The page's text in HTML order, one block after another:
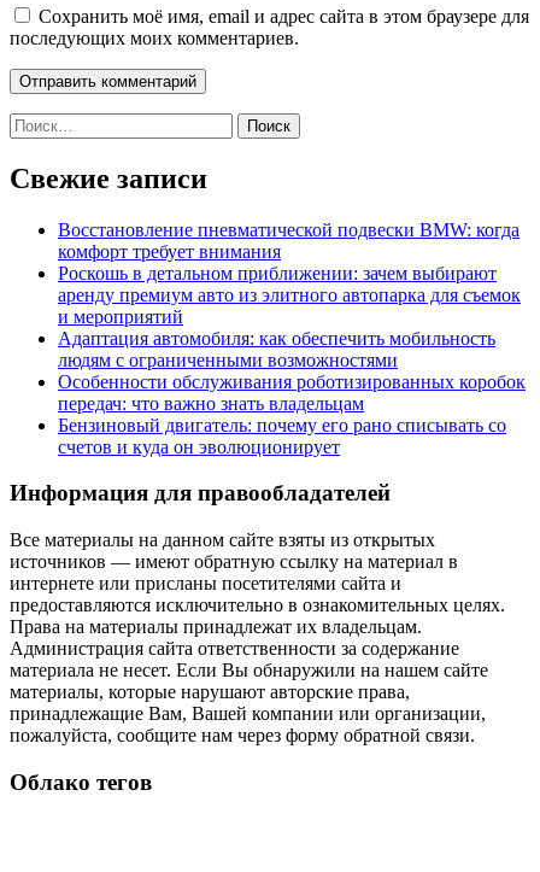
Сохранить моё имя, email и адрес сайта в этом браузере для
последующих моих комментариев.
Найти:
Свежие записи
Восстановление пневматической подвески BMW: когда
комфорт требует внимания
Роскошь в детальном приближении: зачем выбирают
аренду премиум авто из элитного автопарка для съемок
и мероприятий
Адаптация автомобиля: как обеспечить мобильность
людям с ограниченными возможностями
Особенности обслуживания роботизированных коробок
передач: что важно знать владельцам
Бензиновый двигатель: почему его рано списывать со
счетов и куда он эволюционирует
Информация для правообладателей
Все материалы на данном сайте взяты из открытых
источников — имеют обратную ссылку на материал в
интернете или присланы посетителями сайта и
предоставляются исключительно в ознакомительных целях.
Права на материалы принадлежат их владельцам.
Администрация сайта ответственности за содержание
материала не несет. Если Вы обнаружили на нашем сайте
материалы, которые нарушают авторские права,
принадлежащие Вам, Вашей компании или организации,
пожалуйста, сообщите нам через форму обратной связи.
Облако тегов